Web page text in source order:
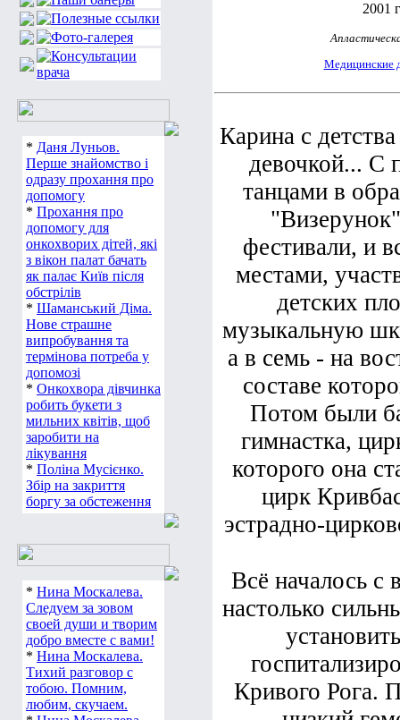
* Даня Луньов.
Перше знайомство і
одразу прохання про
допомогу
* Прохання про
допомогу для
онкохворих дітей, які
з вікон палат бачать
як палає Київ після
обстрілів
* Шаманський Діма.
Нове страшне
випробування та
термінова потреба у
допомозі
* Онкохвора дівчинка
робить букети з
мильних квітів, щоб
заробити на
лікування
* Поліна Мусієнко.
Збір на закриття
боргу за обстеження
* Нина Москалева.
Следуем за зовом
своей души и творим
добро вместе с вами!
* Нина Москалева.
Тихий разговор с
тобою. Помним,
любим, скучаем.
2001
Медицинские
Карина с
девочкой... С
танцами в
фестивали, и
местами,
детских
музыкальную
а в семь - на
составе
Потом были
гимнастка,
которого она
цирк
эстрадно-
Всё началось с
настолько
Кривого Рога.